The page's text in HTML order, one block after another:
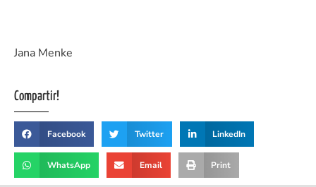
Jana Menke
Compartir!
Facebook Twitter LinkedIn
WhatsApp Email Print